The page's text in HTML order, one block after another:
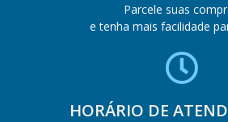
Parcele suas
e tenha mais facilidade
HORÁRIO DE